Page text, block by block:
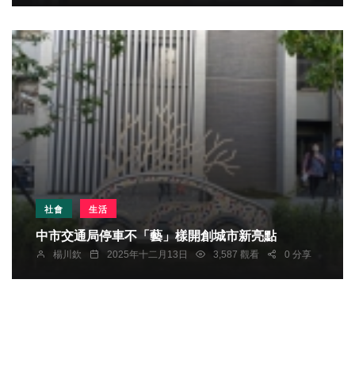
社會 生活
中市交通局停車不「藝」樣開創城市新亮點
楊川欽 2025年十二月13日 3,587 觀看 0 分享